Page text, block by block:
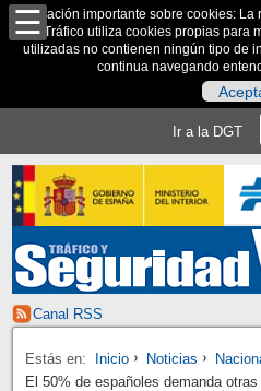
Información importante sobre cookies:
de Tráfico utiliza cookies propias para
utilizadas no contienen ningún tipo de
continua navegando
Ir a la DGT
Canal RSS
Estás en: Inicio Noticias
El 50% de españoles demanda